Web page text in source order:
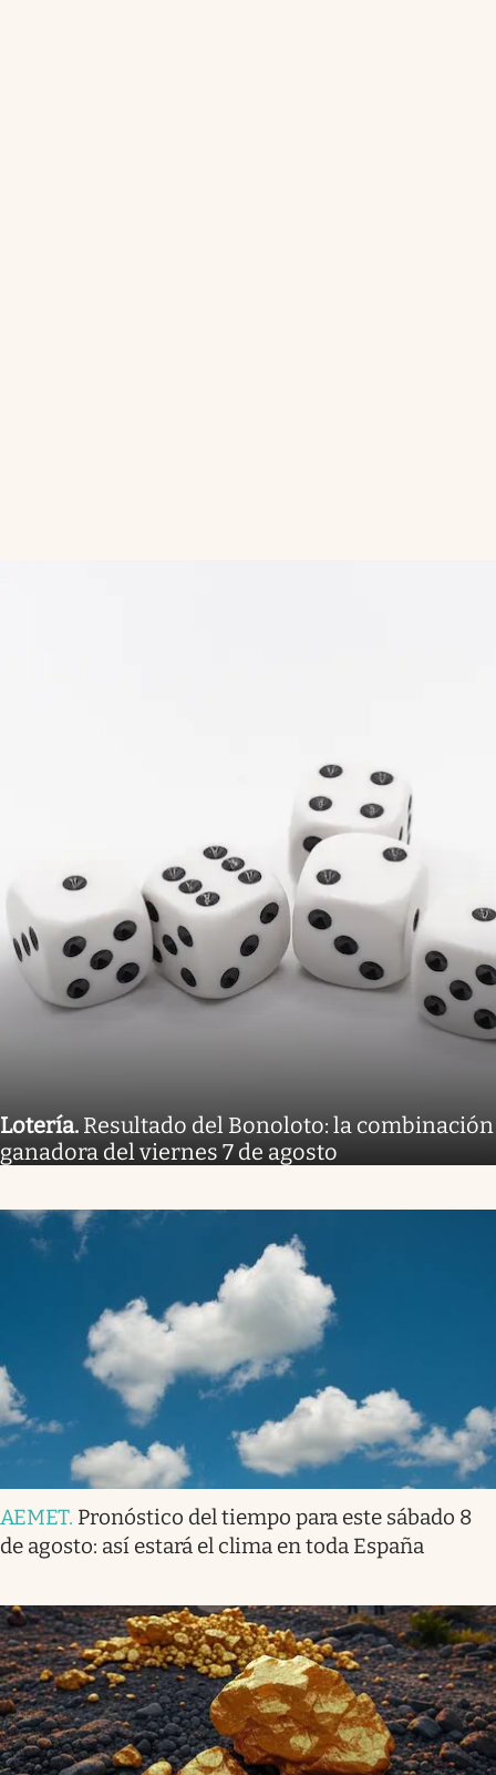
Lotería. Resultado del Bonoloto: la combinación
ganadora del viernes 7 de agosto
AEMET. Pronóstico del tiempo para este sábado 8
de agosto: así estará el clima en toda España